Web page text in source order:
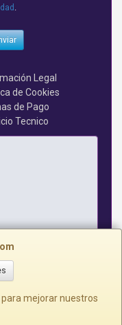
mejorar nuestros
.
Legal
de Cookies
de Pago
Tecnico